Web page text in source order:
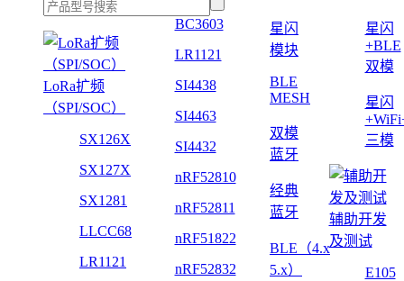
LoRa扩频
（SPI/SOC）
SX126X
SX127X
SX1281
LLCC68
LR1121
BC3603
LR1121
SI4438
SI4463
SI4432
nRF52810
nRF52811
nRF51822
nRF52832
星闪
模块
BLE
MESH
双模
蓝牙
经典
蓝牙
BLE（4.x
5.x）
星闪
+BLE
双模
星闪
三模
辅助开发
及测试
E105